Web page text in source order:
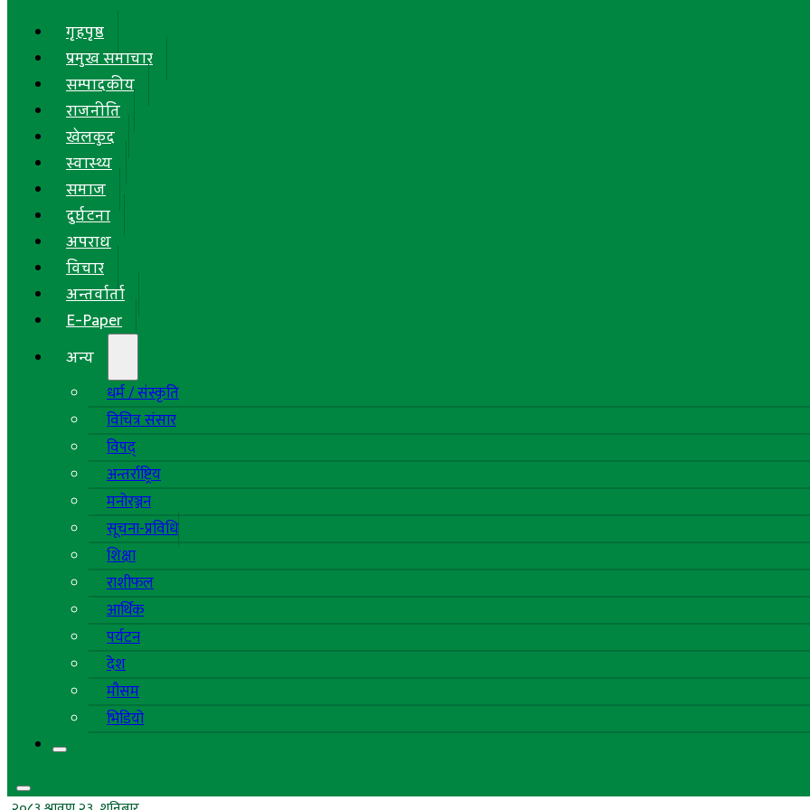
गृहपृष्ठ
प्रमुख समाचार
सम्पादकीय
राजनीति
खेलकुद
स्वास्थ्य
समाज
दुर्घटना
अपराध
विचार
अन्तर्वार्ता
E-Paper
अन्य
धर्म / संस्कृति
विचित्र संसार
विपद्
अन्तर्राष्ट्रिय
मनोरञ्जन
सूचना-प्रविधि
शिक्षा
राशीफल
आर्थिक
पर्यटन
देश
मौसम
भिडियो